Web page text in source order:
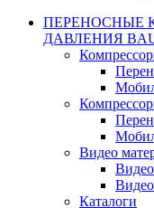
ПЕРЕНОСНЫЕ
ДАВЛЕНИЯ
Видео
Каталоги